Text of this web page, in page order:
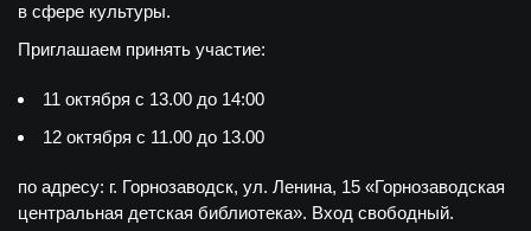
в сфере культуры.
Приглашаем принять участие:
11 октября с 13.00 до 14:00
12 октября с 11.00 до 13.00
по адресу: г. Горнозаводск, ул. Ленина, 15 «Горнозаводская
центральная детская библиотека». Вход свободный.